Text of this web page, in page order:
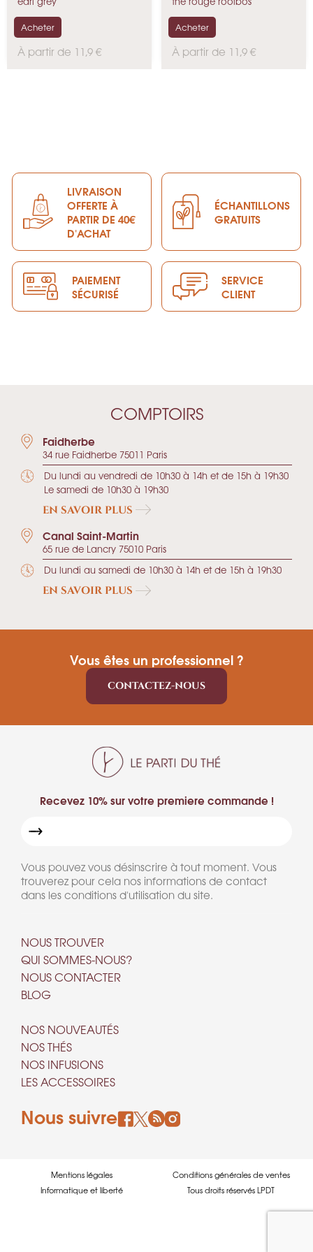
P
À partir de 11,9 €
Acheter
P
À partir de 11,9 €
Acheter
LIVRAISON
OFFERTE À
PARTIR DE 40€
D'ACHAT
ÉCHANTILLONS
GRATUITS
PAIEMENT
SÉCURISÉ
SERVICE
CLIENT
COMPTOIRS
Faidherbe
34 rue Faidherbe 75011 Paris
Du lundi au vendredi de 10h30 à 14h et de 15h à 19h30
Le samedi de 10h30 à 19h30
EN SAVOIR PLUS
Canal Saint-Martin
65 rue de Lancry 75010 Paris
Du lundi au samedi de 10h30 à 14h et de 15h à 19h30
EN SAVOIR PLUS
Vous êtes un professionnel ?
CONTACTEZ-NOUS
Recevez 10% sur votre premiere commande !
Vous pouvez vous désinscrire à tout moment. Vous
trouverez pour cela nos informations de contact
dans les conditions d'utilisation du site.
NOUS TROUVER
QUI SOMMES-NOUS?
NOUS CONTACTER
BLOG
NOS NOUVEAUTÉS
NOS THÉS
NOS INFUSIONS
LES ACCESSOIRES
Nous suivre
Mentions légales
Conditions générales de ventes
Informatique et liberté
Tous droits réservés LPDT